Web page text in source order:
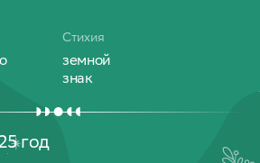
Стихия
земной
знак
год